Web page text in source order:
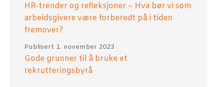
HR-trender og refleksjoner – Hva bør vi som
arbeidsgivere være forberedt på i tiden
fremover?
Gode grunner til å bruke et
rekrutteringsbyrå
Publisert 1. november 2023